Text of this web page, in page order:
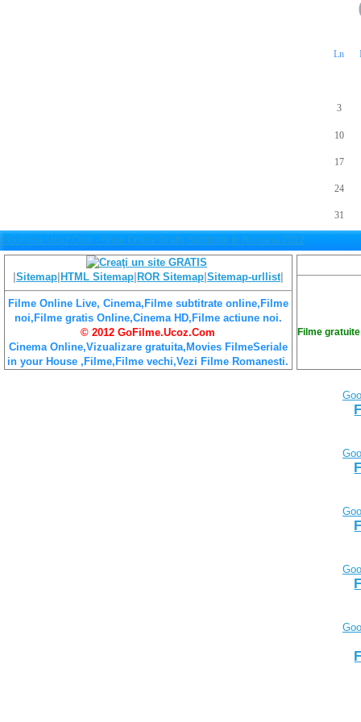
Ln
3
10
17
24
31
©GoFilme.Ucoz.Com - Filme Online Gratis Subtitrate In Romana 2012
Sitemap HTML Sitemap ROR Sitemap Sitemap-urllist|
Filme Online Live, Cinema,Filme subtitrate online,Filme
noi,Filme gratis Online,Cinema HD,Filme actiune noi.
© 2012 GoFilme.Ucoz.Com
Cinema Online,Vizualizare gratuita,Movies FilmeSeriale
in your House ,Filme,Filme vechi,Vezi Filme Romanesti.
Filme